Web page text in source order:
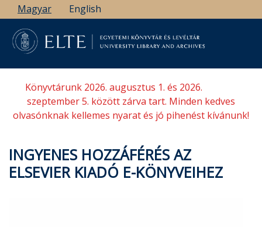
Ugrás
a
tartalomra
Magyar English
Könyvtárunk 2026. augusztus 1. és 2026.
szeptember 5. között zárva tart. Minden kedves
olvasónknak kellemes nyarat és jó pihenést kívánunk!
INGYENES HOZZÁFÉRÉS AZ
ELSEVIER KIADÓ E-KÖNYVEIHEZ